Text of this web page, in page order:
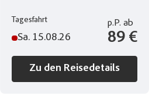
Tagesfahrt
Sa. 15.08.26
p.P. ab
89 €
Zu den Reisedetails